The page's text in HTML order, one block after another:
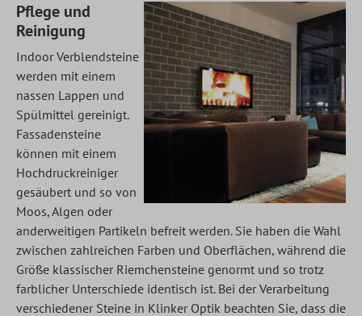
Pflege und
Reinigung
Indoor Verblendsteine
werden mit einem
nassen Lappen und
Spülmittel gereinigt.
Fassadensteine
können mit einem
Hochdruckreiniger
gesäubert und so von
Moos, Algen oder
anderweitigen Partikeln befreit werden. Sie haben die Wahl
zwischen zahlreichen Farben und Oberflächen, während die
Größe klassischer Riemchensteine genormt und so trotz
farblicher Unterschiede identisch ist. Bei der Verarbeitung
verschiedener Steine in Klinker Optik beachten Sie, dass die